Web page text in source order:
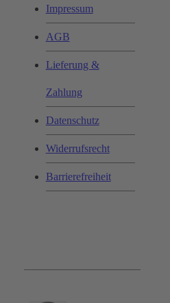
Impressum
AGB
Lieferung &
Zahlung
Datenschutz
Widerrufsrecht
Barrierefreiheit